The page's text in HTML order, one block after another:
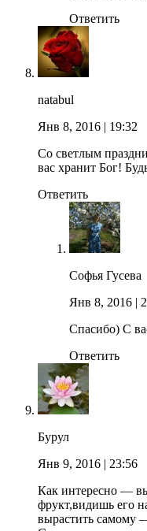
Ответить
natabul
Янв 8, 2016 | 19:32
Со светлым
вас хранит Бог!
Ответить
Софья Гусева
Янв 8, 2016 |
Спасибо) С
Ответить
Бурул
Янв 9, 2016 | 23:56
Как интересно —
фрукт,видишь его
вырастить самому